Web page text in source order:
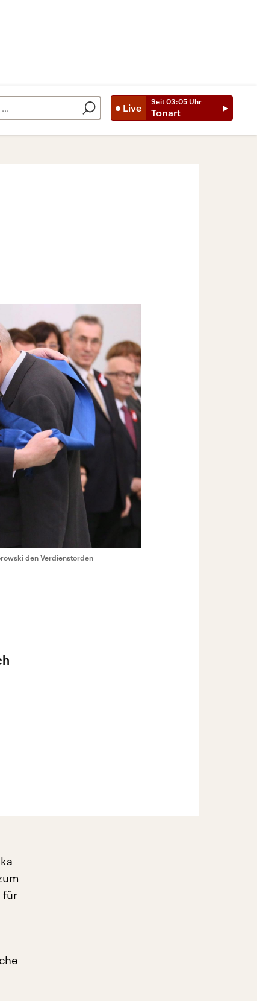
Live
Seit 03:05 Uhr
Tonart
den Verdienstorden
für